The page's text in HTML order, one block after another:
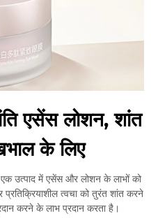
एसेंस लोशन, शांत
के लिए
एक उत्पाद में एसेंस और लोशन के लाभों को
त्वचा को तुरंत शांत करने
करने के लाभ प्रदान करता है।